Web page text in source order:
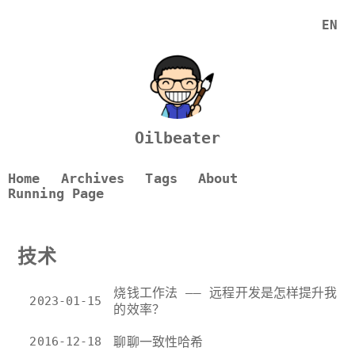
Oilbeater
Home Archives Tags
About
Running Page
技术
2023-01-15
烧钱工作法 —— 远程开发是怎样提升我
的效率？
2016-12-18 聊聊一致性哈希
EN